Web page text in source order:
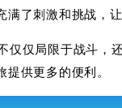
满了刺激和挑战，
仅仅局限于战斗，
供更多的便利。